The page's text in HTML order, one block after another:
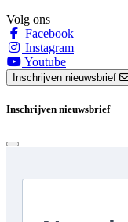
Volg ons
Facebook
Instagram
Youtube
Inschrijven nieuwsbrief
Inschrijven nieuwsbrief